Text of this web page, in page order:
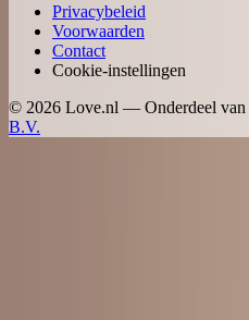
Privacybeleid
Voorwaarden
Contact
Cookie-instellingen
© 2026 Love.nl — Onderdeel van
B.V.